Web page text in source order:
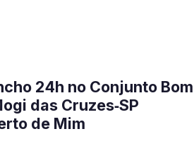
24h no Conjunto Bom
das Cruzes‑SP
de Mim